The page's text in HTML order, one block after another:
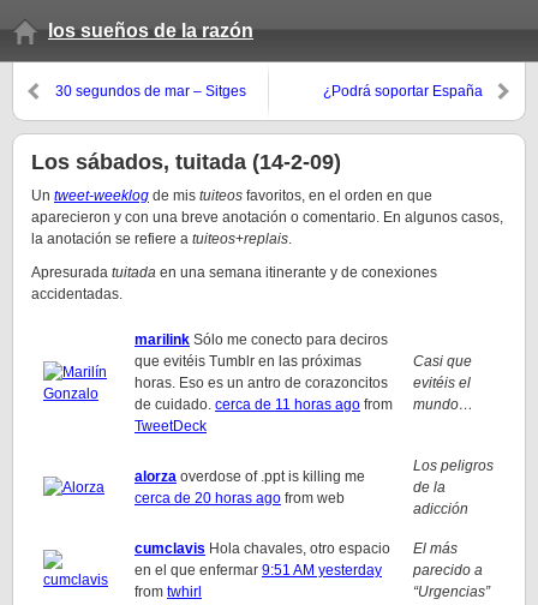
los sueños de la razón
30 segundos de mar – Sitges
¿Podrá soportar España
de banda ancha?
Los sábados, tuitada (14-2-09)
Un tweet-weeklog de mis tuiteos favoritos, en el orden en que
aparecieron y con una breve anotación o comentario. En algunos casos,
la anotación se refiere a tuiteos+replais.
Apresurada tuitada en una semana itinerante y de conexiones
accidentadas.
marilink Sólo me conecto para deciros
que evitéis Tumblr en las próximas
horas. Eso es un antro de corazoncitos
de cuidado. cerca de 11 horas ago from
TweetDeck
Casi que
evitéis el
mundo…
alorza overdose of .ppt is killing me
cerca de 20 horas ago from web
Los peligros
de la
adicción
cumclavis Hola chavales, otro espacio
en el que enfermar 9:51 AM yesterday
from twhirl
El más
parecido a
“Urgencias”